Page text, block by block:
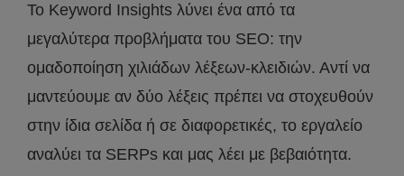
Το Keyword Insights λύνει ένα από τα
μεγαλύτερα προβλήματα του SEO: την
ομαδοποίηση χιλιάδων λέξεων-κλειδιών. Αντί να
μαντεύουμε αν δύο λέξεις πρέπει να στοχευθούν
στην ίδια σελίδα ή σε διαφορετικές, το εργαλείο
αναλύει τα SERPs και μας λέει με βεβαιότητα.